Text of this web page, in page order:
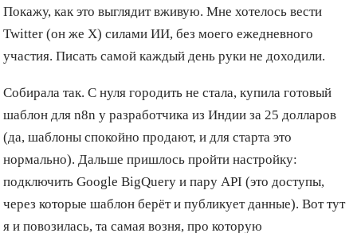
Покажу, как это выглядит вживую. Мне хотелось вести
Twitter (он же X) силами ИИ, без моего ежедневного
участия. Писать самой каждый день руки не доходили.
Собирала так. С нуля городить не стала, купила готовый
шаблон для n8n у разработчика из Индии за 25 долларов
(да, шаблоны спокойно продают, и для старта это
нормально). Дальше пришлось пройти настройку:
подключить Google BigQuery и пару API (это доступы,
через которые шаблон берёт и публикует данные). Вот тут
я и повозилась, та самая возня, про которую